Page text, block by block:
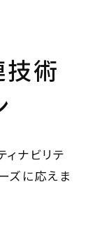
術
ィナビリテ
ズに応えま